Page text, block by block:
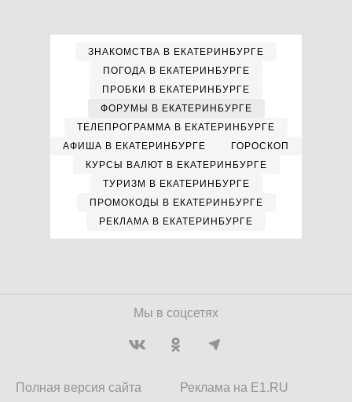
ЗНАКОМСТВА В ЕКАТЕРИНБУРГЕ
ПОГОДА В ЕКАТЕРИНБУРГЕ
ПРОБКИ В ЕКАТЕРИНБУРГЕ
ФОРУМЫ В ЕКАТЕРИНБУРГЕ
ТЕЛЕПРОГРАММА В ЕКАТЕРИНБУРГЕ
АФИША В ЕКАТЕРИНБУРГЕ
ГОРОСКОП
КУРСЫ ВАЛЮТ В ЕКАТЕРИНБУРГЕ
ТУРИЗМ В ЕКАТЕРИНБУРГЕ
ПРОМОКОДЫ В ЕКАТЕРИНБУРГЕ
РЕКЛАМА В ЕКАТЕРИНБУРГЕ
Мы в соцсетях
Полная версия сайта
Реклама на E1.RU